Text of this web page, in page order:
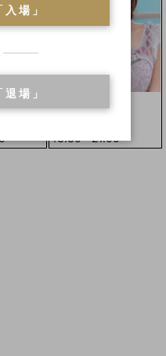
ロアナ
13:30-21:00
場」
場」